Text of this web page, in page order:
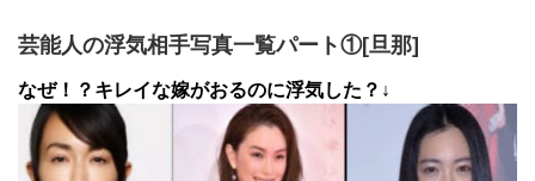
芸能人の浮気相手写真一覧パート①[旦那]
なぜ！？キレイな嫁がおるのに浮気した？↓